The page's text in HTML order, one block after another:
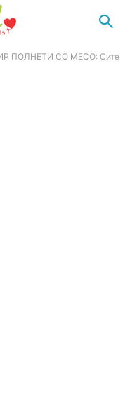
ПОЛНЕТИ СО МЕСО: Сите